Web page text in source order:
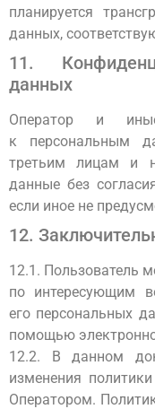
планируется
данных,
11.
данных
Оператор и
к персональным
третьим лицам и
данные без
если иное не
12.
12.1. Пользователь
по интересующим
его персональных
помощью
12.2. В данном
изменения
Оператором.